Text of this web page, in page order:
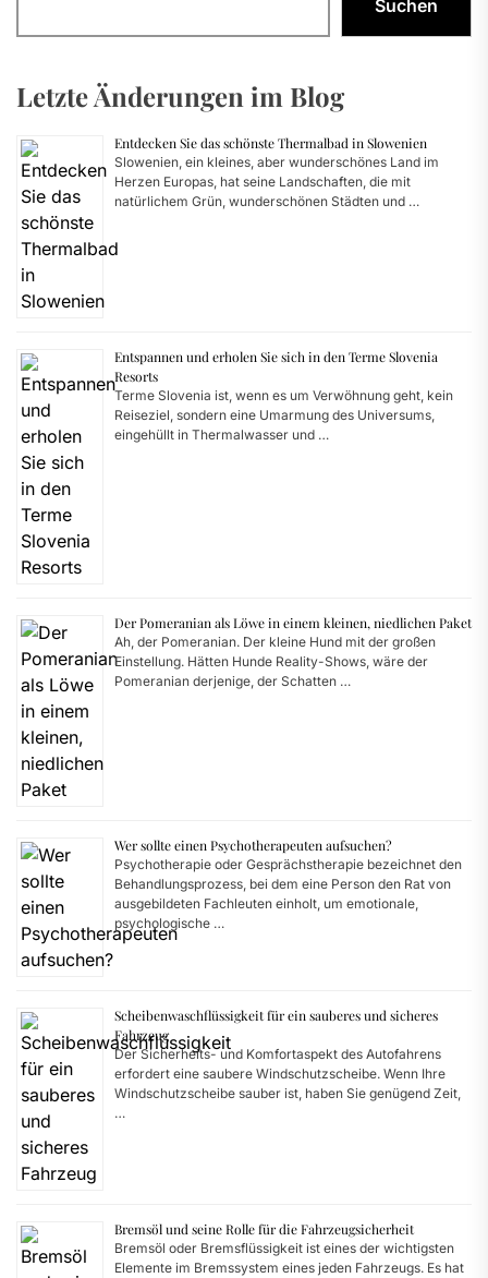
Suchen
Letzte Änderungen im Blog
Entdecken Sie das schönste Thermalbad in Slowenien
Slowenien, ein kleines, aber wunderschönes Land im
Herzen Europas, hat seine Landschaften, die mit
natürlichem Grün, wunderschönen Städten und …
Entspannen und erholen Sie sich in den Terme Slovenia
Resorts
Terme Slovenia ist, wenn es um Verwöhnung geht, kein
Reiseziel, sondern eine Umarmung des Universums,
eingehüllt in Thermalwasser und …
Der Pomeranian als Löwe in einem kleinen, niedlichen Paket
Ah, der Pomeranian. Der kleine Hund mit der großen
Einstellung. Hätten Hunde Reality-Shows, wäre der
Pomeranian derjenige, der Schatten …
Wer sollte einen Psychotherapeuten aufsuchen?
Psychotherapie oder Gesprächstherapie bezeichnet den
Behandlungsprozess, bei dem eine Person den Rat von
ausgebildeten Fachleuten einholt, um emotionale,
psychologische …
Scheibenwaschflüssigkeit für ein sauberes und sicheres
Fahrzeug
Der Sicherheits- und Komfortaspekt des Autofahrens
erfordert eine saubere Windschutzscheibe. Wenn Ihre
Windschutzscheibe sauber ist, haben Sie genügend Zeit,
…
Bremsöl und seine Rolle für die Fahrzeugsicherheit
Bremsöl oder Bremsflüssigkeit ist eines der wichtigsten
Elemente im Bremssystem eines jeden Fahrzeugs. Es hat